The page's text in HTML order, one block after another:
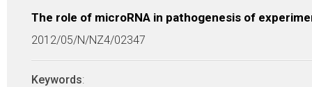
The role of microRNA in pathogenesis of
2012/05/N/NZ4/02347
Keywords: